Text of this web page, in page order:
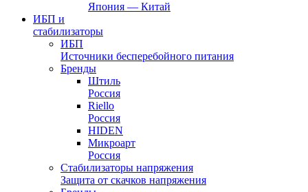
Япония — Китай
ИБП и
стабилизаторы
ИБП
Источники бесперебойного питания
Бренды
Штиль
Россия
Riello
Россия
HIDEN
Микроарт
Россия
Стабилизаторы напряжения
Защита от скачков напряжения